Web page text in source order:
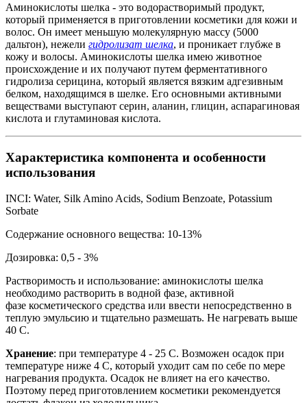
Аминокислоты шелка - это водорастворимый продукт,
который применяется в приготовлении косметики для кожи и
волос. Он имеет меньшую молекулярную массу (5000
дальтон), нежели гидролизат шелка, и проникает глубже в
кожу и волосы. Аминокислоты шелка имею животное
происхождение и их получают путем ферментативного
гидролиза серицина, который является вязким адгезивным
белком, находящимся в шелке. Его основными активными
веществами выступают серин, аланин, глицин, аспарагиновая
кислота и глутаминовая кислота.
Характеристика компонента и особенности
использования
INCI: Water, Silk Amino Acids, Sodium Benzoate, Potassium
Sorbate
Содержание основного вещества: 10-13%
Дозировка: 0,5 - 3%
Растворимость и использование: аминокислоты шелка
необходимо растворить в водной фазе, активной
фазе косметического средства или ввести непосредственно в
теплую эмульсию и тщательно размешать. Не нагревать выше
40 С.
Хранение: при температуре 4 - 25 С. Возможен осадок при
температуре ниже 4 С, который уходит сам по себе по мере
нагревания продукта. Осадок не влияет на его качество.
Поэтому перед приготовлением косметики рекомендуется